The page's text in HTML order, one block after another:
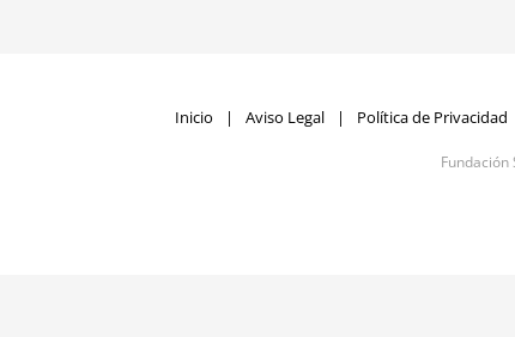
Inicio Aviso Legal Política de Privacidad